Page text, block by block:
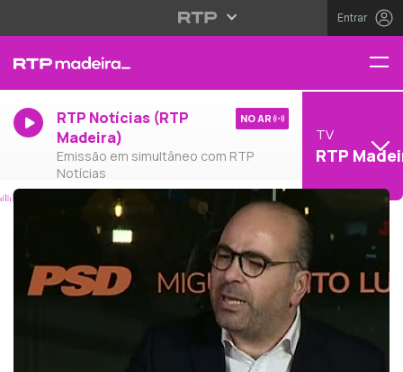
Entrar
RTP Notícias (RTP
Madeira)
Emissão em simultâneo com RTP
Notícias
NO AR
TV
RTP